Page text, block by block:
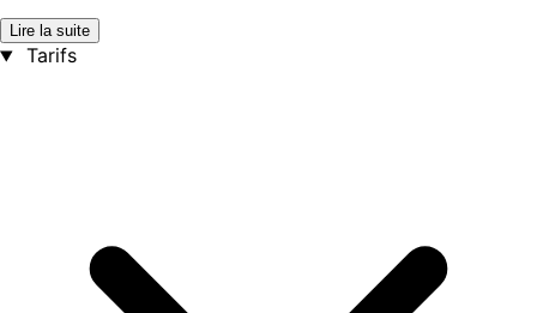
Lire la suite
Tarifs